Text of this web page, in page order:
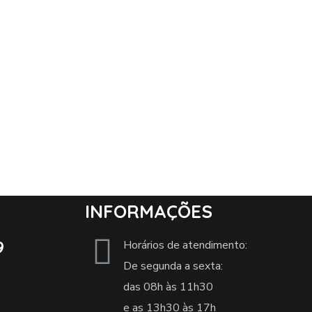
INFORMAÇÕES
Horários de atendimento:
De segunda a sexta:
das 08h às 11h30
e as 13h30 às 17h